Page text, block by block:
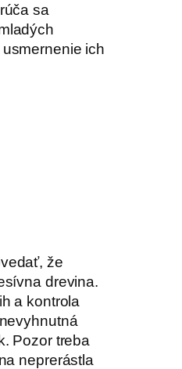
sa
ich
že
drevina.
a kontrola
Pozor treba
neprerástla